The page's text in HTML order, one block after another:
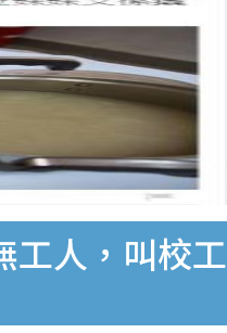
人，叫校工